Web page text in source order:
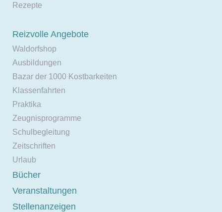
Rezepte
Reizvolle Angebote
Waldorfshop
Ausbildungen
Bazar der 1000 Kostbarkeiten
Klassenfahrten
Praktika
Zeugnisprogramme
Schulbegleitung
Zeitschriften
Urlaub
Bücher
Veranstaltungen
Stellenanzeigen